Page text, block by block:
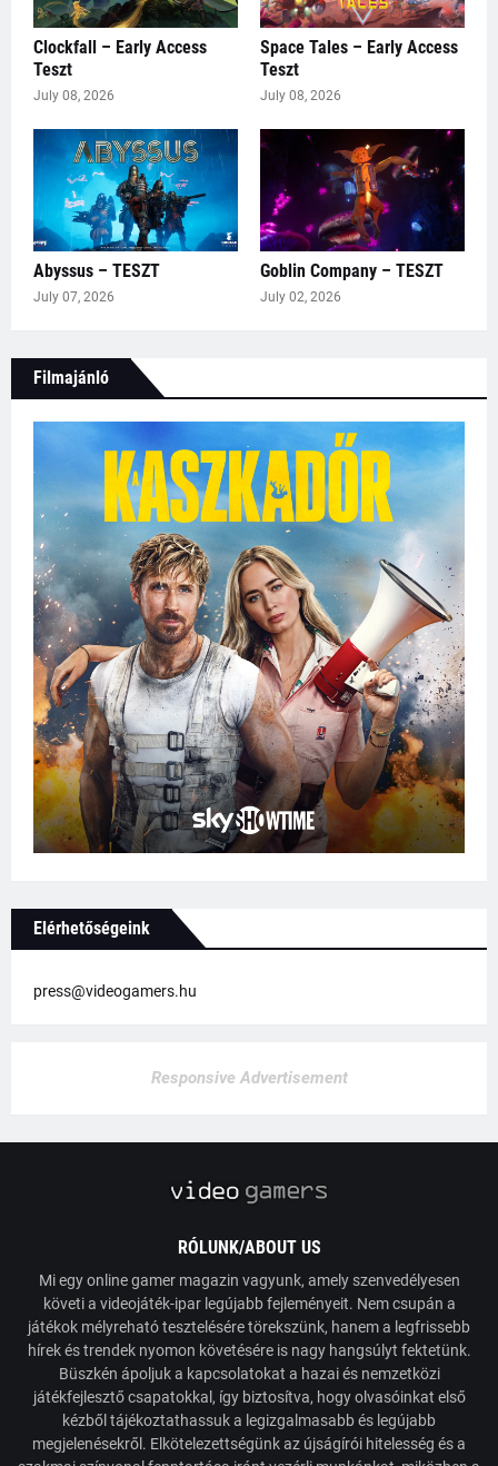
Clockfall – Early Access
Teszt
July 08, 2026
Space Tales – Early Access
Teszt
July 08, 2026
Abyssus – TESZT
July 07, 2026
Goblin Company – TESZT
July 02, 2026
Filmajánló
Elérhetőségeink
press@videogamers.hu
Responsive Advertisement
RÓLUNK/ABOUT US
Mi egy online gamer magazin vagyunk, amely szenvedélyesen
követi a videojáték-ipar legújabb fejleményeit. Nem csupán a
játékok mélyreható tesztelésére törekszünk, hanem a legfrissebb
hírek és trendek nyomon követésére is nagy hangsúlyt fektetünk.
Büszkén ápoljuk a kapcsolatokat a hazai és nemzetközi
játékfejlesztő csapatokkal, így biztosítva, hogy olvasóinkat első
kézből tájékoztathassuk a legizgalmasabb és legújabb
megjelenésekről. Elkötelezettségünk az újságírói hitelesség és a